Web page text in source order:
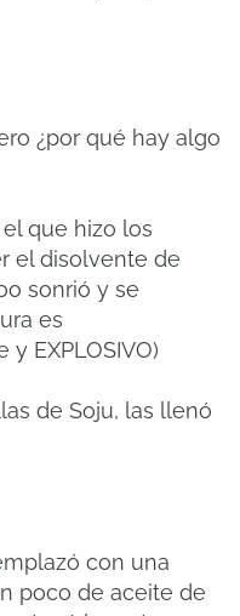
¿por qué hay algo
que hizo los
el disolvente de
sonrió y se
es
EXPLOSIVO)
de Soju, las llenó
con una
poco de aceite de